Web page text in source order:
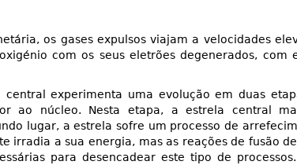
os gases expulsos viajam a velocidades
com os seus eletrões degenerados,
experimenta uma evolução em duas
ao núcleo. Nesta etapa, a estrela central
lugar, a estrela sofre um processo de
irradia a sua energia, mas as reações de fusão
para desencadear este tipo de